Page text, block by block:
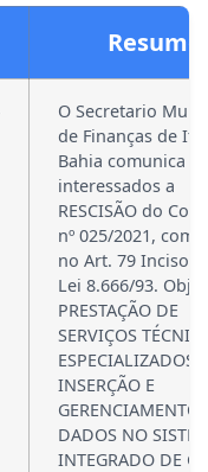
Resumo
O Secretario
de Finanças de
Bahia comunica
interessados a
RESCISÃO do
nº 025/2021, com
no Art. 79 Inciso
Lei 8.666/93.
PRESTAÇÃO DE
SERVIÇOS
ESPECIALIZADOS
INSERÇÃO E
GERENCIAMENTO
DADOS NO
INTEGRADO DE